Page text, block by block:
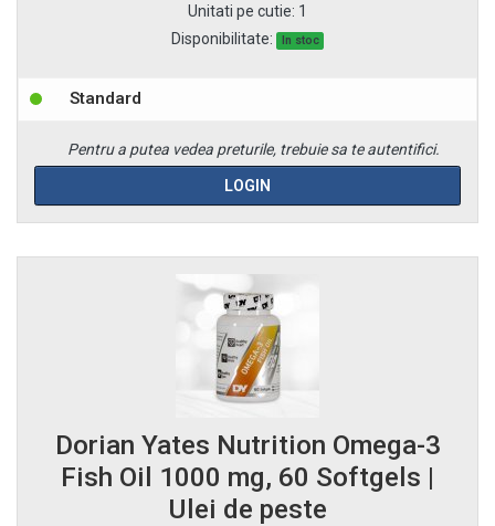
Unitati pe cutie: 1
Disponibilitate:
In stoc
Standard
Pentru a putea vedea preturile, trebuie sa te autentifici.
LOGIN
Dorian Yates Nutrition Omega-3
Fish Oil 1000 mg, 60 Softgels |
Ulei de peste